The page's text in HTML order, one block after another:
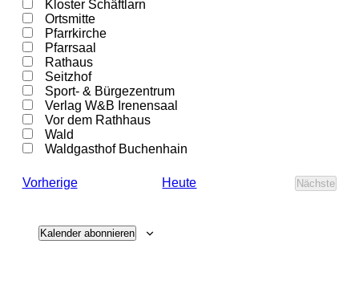
Kloster Schäftlarn
Ortsmitte
Pfarrkirche
Pfarrsaal
Rathaus
Seitzhof
Sport- & Bürgezentrum
Verlag W&B Irenensaal
Vor dem Rathhaus
Wald
Waldgasthof Buchenhain
VorherigeVeranstaltungenHeute
Nächste
Kalender abonnieren